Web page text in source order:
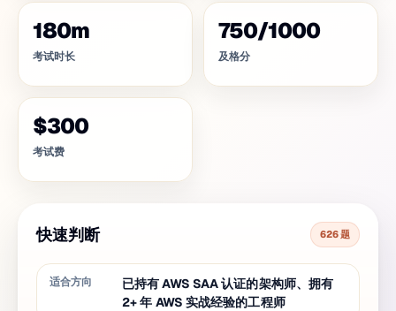
180m
考试时长
750/1000
及格分
$300
考试费
快速判断 626 题
适合方向
已持有 AWS SAA 认证的架构师、拥有
2+ 年 AWS 实战经验的工程师